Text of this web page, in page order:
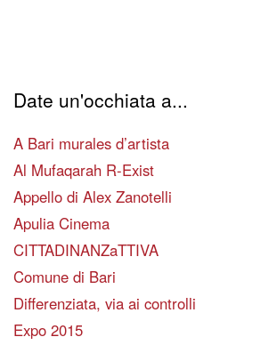
Date un'occhiata a...
A Bari murales d’artista
Al Mufaqarah R-Exist
Appello di Alex Zanotelli
Apulia Cinema
CITTADINANZaTTIVA
Comune di Bari
Differenziata, via ai controlli
Expo 2015